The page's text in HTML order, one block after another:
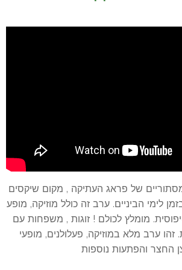
של פראג העתיקה , מקום שיקסים
לימי הביניים. ערב זה כולל מוזיקה, מופע
מומלץ לכולם ! זוגות , משפחות עם
זהו ערב מלא במוזיקה, פעלולנים, מופעי
החצר והפתעות נוספות